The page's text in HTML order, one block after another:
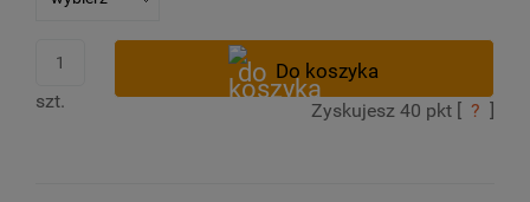
szt. Zyskujesz 40 pkt [ ? ]